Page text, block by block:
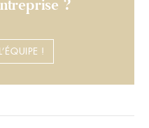
?
!